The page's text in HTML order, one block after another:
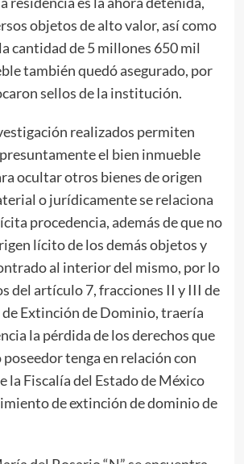
objetos de alto valor, así como
cantidad de 5 millones 650 mil
también quedó asegurado, por
sellos de la institución.
realizados permiten
el bien inmueble
ocultar otros bienes de origen
o jurídicamente se relaciona
procedencia, además de que no
lícito de los demás objetos y
al interior del mismo, por lo
del artículo 7, fracciones II y III de
de Extinción de Dominio, traería
la pérdida de los derechos que
tenga en relación con
la Fiscalía del Estado de México
de extinción de dominio de